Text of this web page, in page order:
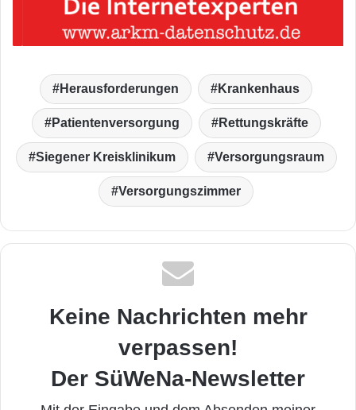
Herausforderungen Krankenhaus
Patientenversorgung Rettungskräfte
Siegener Kreisklinikum Versorgungsraum
Versorgungszimmer
Keine Nachrichten mehr
verpassen!
Der SüWeNa-Newsletter